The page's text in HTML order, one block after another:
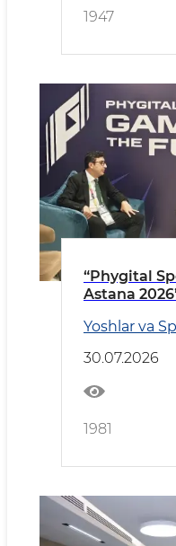
1947
“Phygital
Astana
Yoshlar va
30.07.2026
1981